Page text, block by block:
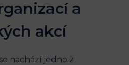
a
akcí
nachází jedno z